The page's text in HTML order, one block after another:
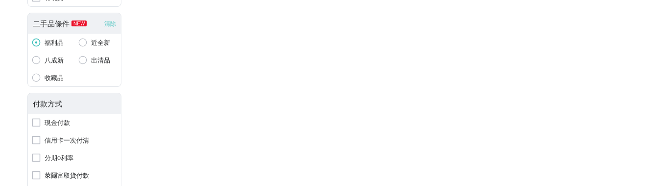
二手品條件 NEW 清除
福利品
近全新
八成新
出清品
收藏品
付款方式
現金付款
信用卡一次付清
分期0利率
萊爾富取貨付款